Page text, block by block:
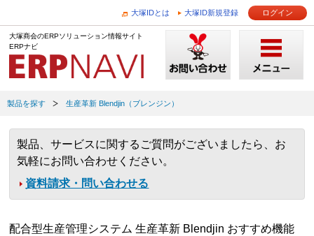
大塚IDとは 大塚ID新規登録 ログイン
大塚商会のERPソリューション情報サイト
ERPナビ
製品を探す 生産革新 Blendjin（ブレンジン）
製品、サービスに関するご質問がございましたら、お
気軽にお問い合わせください。
資料請求・問い合わせる
配合型生産管理システム 生産革新 Blendjin おすすめ機能